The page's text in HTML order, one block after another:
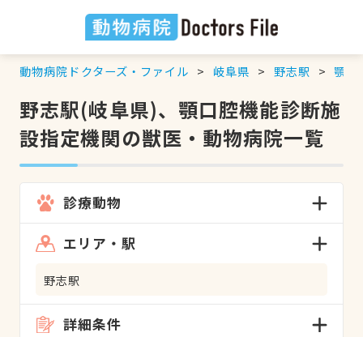
動物病院ドクターズ・ファイル 岐阜県 野志駅 顎口
野志駅(岐阜県)、顎口腔機能診断施
設指定機関の獣医・動物病院一覧
診療動物
エリア・駅
野志駅
詳細条件